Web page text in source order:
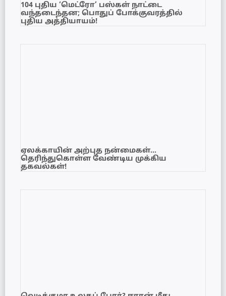
104 புதிய ‘மெட்ரோ’ பஸ்கள் நாட்டை
வந்தடைந்தன; பொதுப் போக்குவரத்தில்
புதிய அத்தியாயம்!
ஏலக்காயின் அற்புத நன்மைகள்…
தெரிந்துகொள்ள வேண்டிய முக்கிய
தகவல்கள்!